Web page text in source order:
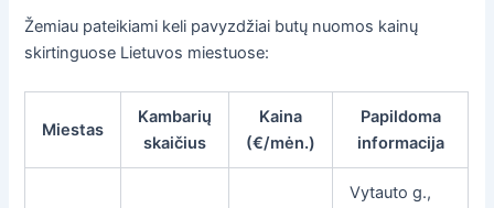
Žemiau pateikiami keli pavyzdžiai butų nuomos kainų
skirtinguose Lietuvos miestuose:
Miestas
Kambarių
skaičius
Kaina
(€/mėn.)
Papildoma
informacija
Vytauto g.,